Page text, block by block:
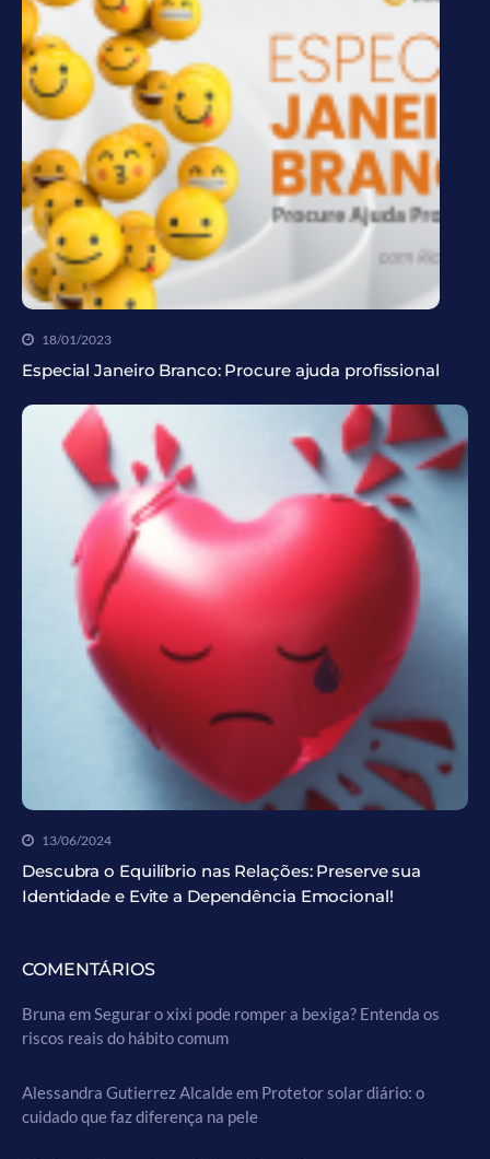
18/01/2023
Especial Janeiro Branco: Procure ajuda profissional
13/06/2024
Descubra o Equilíbrio nas Relações: Preserve sua
Identidade e Evite a Dependência Emocional!
COMENTÁRIOS
Bruna emSegurar o xixi pode romper a bexiga? Entenda os
riscos reais do hábito comum
Alessandra Gutierrez Alcaldeem Protetor solar diário: o
cuidado que faz diferença na pele